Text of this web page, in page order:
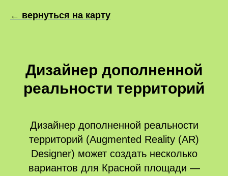
← вернуться на карту
Дизайнер дополненной
реальности территорий
Дизайнер дополненной реальности
территорий (Augmented Reality (AR)
Designer) может создать несколько
вариантов для Красной площади —